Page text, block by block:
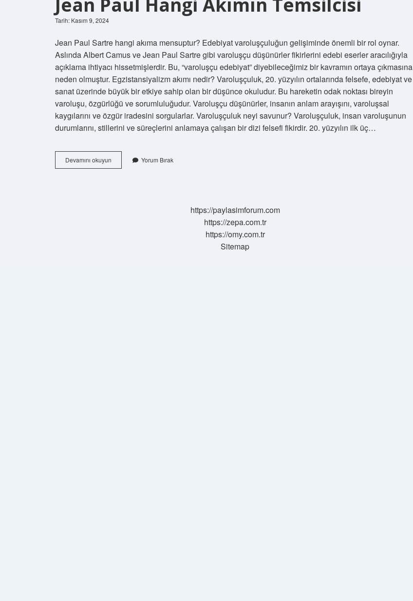
Tarih: Kasım 9, 2024
Jean Paul Sartre hangi akıma mensuptur? Edebiyat varoluşçuluğun gelişiminde önemli bir rol oynar.
Aslında Albert Camus ve Jean Paul Sartre gibi varoluşçu düşünürler fikirlerini edebi eserler aracılığıyla
açıklama ihtiyacı hissetmişlerdir. Bu, “varoluşçu edebiyat” diyebileceğimiz bir kavramın ortaya çıkmasına
neden olmuştur. Egzistansiyalizm akımı nedir? Varoluşçuluk, 20. yüzyılın ortalarında felsefe, edebiyat ve
sanat üzerinde büyük bir etkiye sahip olan bir düşünce okuludur. Bu hareketin odak noktası bireyin
varoluşu, özgürlüğü ve sorumluluğudur. Varoluşçu düşünürler, insanın anlam arayışını, varoluşsal
kaygılarını ve özgür iradesini sorgularlar. Varoluşçuluk neyi savunur? Varoluşçuluk, insan varoluşunun
durumlarını, stillerini ve süreçlerini anlamaya çalışan bir dizi felsefi fikirdir. 20. yüzyılın ilk üç…
Devamını okuyun
Paul
Yorum Bırak
https://paylasimforum.com
https://zepa.com.tr
https://omy.com.tr
Sitemap